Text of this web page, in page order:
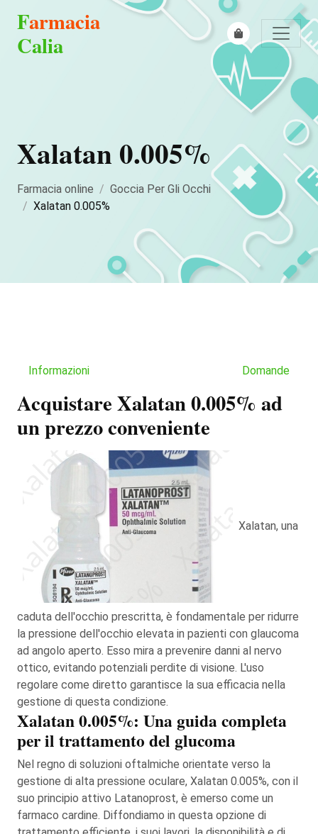
Farmacia
Calia
Xalatan 0.005%
Farmacia online
Goccia Per Gli Occhi
Xalatan 0.005%
Informazioni Domande
Acquistare Xalatan 0.005% ad
un prezzo conveniente
Xalatan, una
caduta dell'occhio prescritta, è fondamentale per ridurre
la pressione dell'occhio elevata in pazienti con glaucoma
ad angolo aperto. Esso mira a prevenire danni al nervo
ottico, evitando potenziali perdite di visione. L'uso
regolare come diretto garantisce la sua efficacia nella
gestione di questa condizione.
Xalatan 0.005%: Una guida completa
per il trattamento del glucoma
Nel regno di soluzioni oftalmiche orientate verso la
gestione di alta pressione oculare, Xalatan 0.005%, con il
suo principio attivo Latanoprost, è emerso come un
farmaco cardine. Diffondiamo in questa opzione di